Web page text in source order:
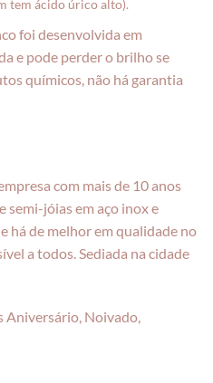
tem ácido úrico alto).
foi desenvolvida em
e pode perder o brilho se
químicos, não há garantia
com mais de 10 anos
semi-jóias em aço inox e
há de melhor em qualidade no
a todos. Sediada na cidade
Aniversário, Noivado,